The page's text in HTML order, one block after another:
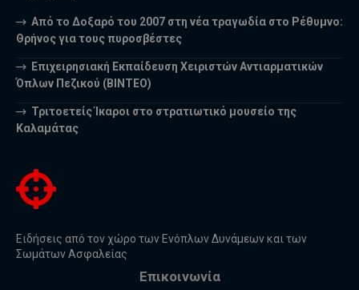
Από το Δοξαρό του 2007 στη νέα τραγωδία στο Ρέθυμνο:
Θρήνος για τους πυροσβέστες
Επιχειρησιακή Εκπαίδευση Χειριστών Αντιαρματικών
Όπλων Πεζικού (ΒΙΝΤΕΟ)
Τριτοετείς Ίκαροι στο στρατιωτικό μουσείο της
Καλαμάτας
Ειδήσεις από τον χώρο των Ενόπλων Δυνάμεων και των
Σωμάτων Ασφαλείας
Επικοινωνία